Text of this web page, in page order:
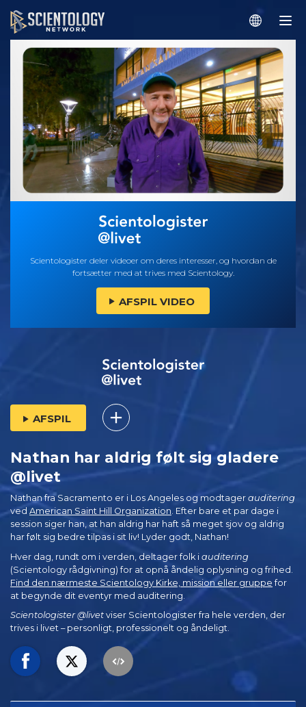
Scientologister deler videoer om deres interesser, og hvordan de
fortsætter med at trives med Scientology.
AFSPIL VIDEO
AFSPIL
Nathan har aldrig følt sig gladere
@livet
Nathan fra Sacramento er i Los Angeles og modtager auditering
ved American Saint Hill Organization. Efter bare et par dage i
session siger han, at han aldrig har haft så meget sjov og aldrig
har følt sig bedre tilpas i sit liv! Lyder godt, Nathan!
Hver dag, rundt om i verden, deltager folk i auditering
(Scientology rådgivning) for at opnå åndelig oplysning og frihed.
Find den nærmeste Scientology Kirke, mission eller gruppe for
at begynde dit eventyr med auditering.
Scientologister @livet viser Scientologister fra hele verden, der
trives i livet – personligt, professionelt og åndeligt.